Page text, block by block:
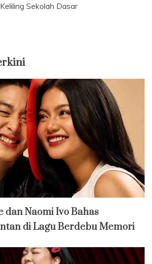
Sekolah Dasar
dan Naomi Ivo Bahas
di Lagu Berdebu Memori